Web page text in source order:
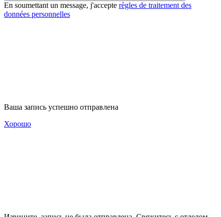
En soumettant un message, j'accepte règles de traitement des
données personnelles
Ваша запись успешно отправлена
Хорошо